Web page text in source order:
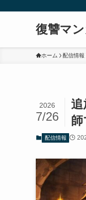
復讐マ
ホーム 配信情報
追
2026
7/26
配信情報